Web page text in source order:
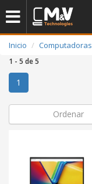
Inicio Computadoras
1 - 5 de 5
1
Ordenar